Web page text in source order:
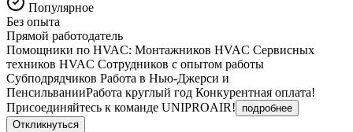
Популярное
Без опыта
Прямой работодатель
Помощники по HVAC: Монтажников HVAC Сервисных
техников HVAC Сотрудников с опытом работы
Субподрядчиков Работа в Нью-Джерси и
ПенсильванииРабота круглый год Конкурентная оплата!
Присоединяйтесь к команде UNIPROAIR!
подробнее
Откликнуться